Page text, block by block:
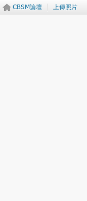
CBSM論壇 上傳照片